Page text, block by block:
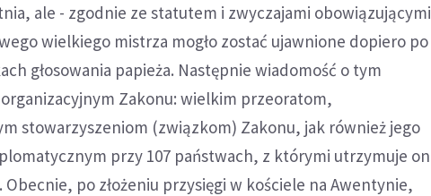
ale - zgodnie ze statutem i zwyczajami obowiązującymi
wielkiego mistrza mogło zostać ujawnione dopiero po
głosowania papieża. Następnie wiadomość o tym
Zakonu: wielkim przeoratom,
stowarzyszeniom (związkom) Zakonu, jak również jego
przy 107 państwach, z którymi utrzymuje on
po złożeniu przysięgi w kościele na Awentynie,